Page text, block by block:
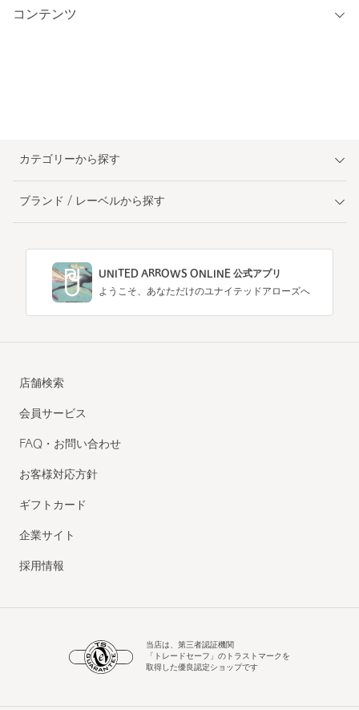
コンテンツ
カテゴリーから探す
ブランド / レーベルから探す
UNITED ARROWS ONLINE 公式アプリ
ようこそ、あなただけのユナイテッドアローズへ
店舗検索
会員サービス
FAQ・お問い合わせ
お客様対応方針
ギフトカード
企業サイト
採用情報
当店は、第三者認証機関
「トレードセーフ」のトラストマークを
取得した優良認定ショップです